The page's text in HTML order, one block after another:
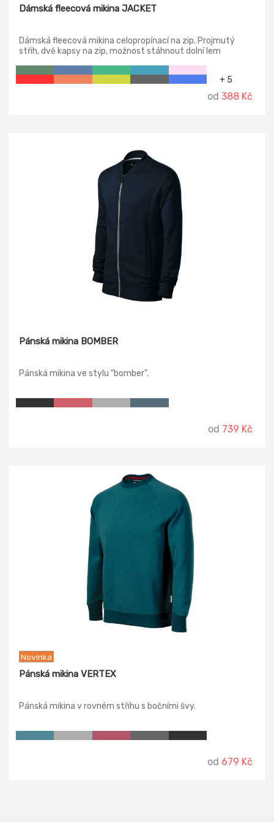
Dámská fleecová mikina JACKET
Dámská fleecová mikina celopropínací na zip. Projmutý
střih, dvě kapsy na zip, možnost stáhnout dolní lem
+ 5
od 388 Kč
Pánská mikina BOMBER
Pánská mikina ve stylu "bomber".
od 739 Kč
Novinka
Pánská mikina VERTEX
Pánská mikina v rovném střihu s bočními švy.
od 679 Kč